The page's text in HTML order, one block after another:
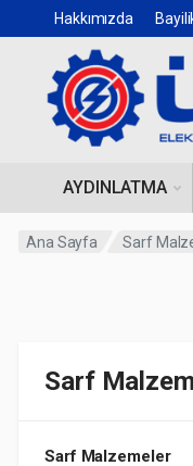
Hakkımızda
AYDINLATMA
Ana Sayfa Sarf
Sarf
Sarf Malzemeler